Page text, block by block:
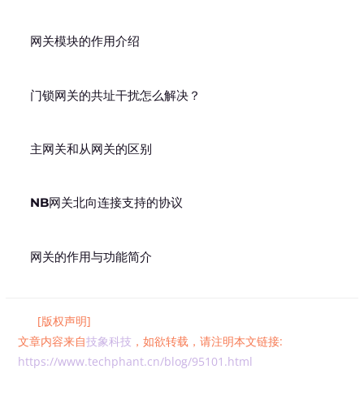
网关模块的作用介绍
门锁网关的共址干扰怎么解决？
主网关和从网关的区别
NB网关北向连接支持的协议
网关的作用与功能简介
[版权声明]
文章内容来自技象科技 ，如欲转载，请注明本文链接:
https://www.techphant.cn/blog/95101.html